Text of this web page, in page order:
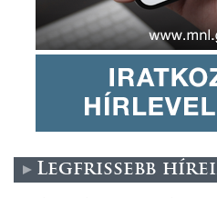
Legfrissebb